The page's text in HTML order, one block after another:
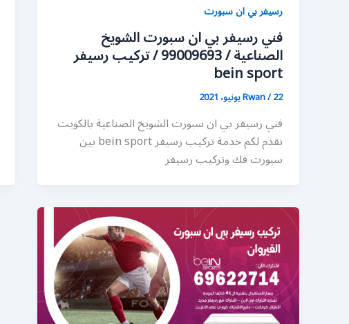
رسيفر بي ان سبورت
فني رسيفر بي ان سبورت الشويخ
الصناعية / 99009693 / تركيب رسيفر
bein sport
Rwan/22 يونيو، 2021
فني رسيفر بي ان سبورت الشويخ الصناعية بالكويت
نقدم لكم خدمة تركيب رسيفر bein sport بين
سبورت فك وتركيب رسيفر